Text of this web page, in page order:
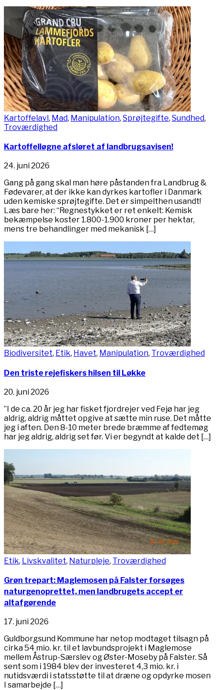
Kartoffelavl, Mad, Manipulation, Sprøjtegifte, Sundhed,
Troværdighed
Kartoffelløgne afsløret af landbrugsavisen!
24. juni 2026
Gang på gang skal man høre påstanden fra Landbrug &
Fødevarer, at der ikke kan dyrkes kartofler i Danmark
uden kemiske sprøjtegifte. Det er simpelthen usandt!
Læs bare her: “Regnestykket er ret enkelt: Kemisk
bekæmpelse koster 1.800-1.900 kroner per hektar,
mens tre behandlinger med mekanisk […]
Biodiversitet, Etik, Havet, Manipulation, Troværdighed
Den triste rejefiskers hilsen til Løkke
20. juni 2026
”I de ca. 20 år jeg har fisket fjordrejer ved Fejø har jeg
aldrig, aldrig måttet opgive at sætte min ruse. Det måtte
jeg i aften. Den 8-10 meter brede bræmme af fedtemøg
har jeg aldrig, aldrig set før. Vi er begyndt at kalde det […]
Etik, Livskvalitet, Naturpleje, Troværdighed
Grøn trepart: Maglemosen på Falster forsøges
naturgenoprettet, men landbrugets accept er
altafgørende
17. juni 2026
Guldborgsund Kommune har netop modtaget tilsagn på
cirka 54 mio. kr. til et lavbundsprojekt i Maglemose
mellem Åstrup-Særslev og Øster-Moseby på Falster. Så
sent som i 1984 blev der investeret 4,3 mio. kr. i
nutidsværdi i statsstøtte til at dræne og opdyrke mosen
I samarbejde […]